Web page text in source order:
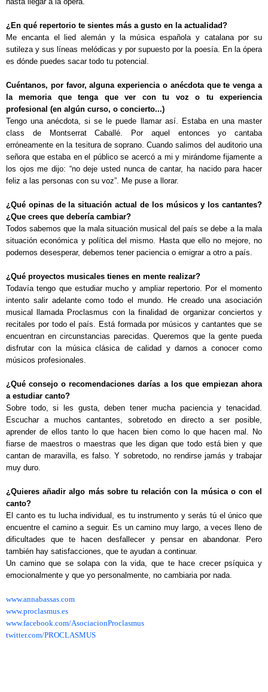
¿En qué repertorio te sientes más a gusto en la actualidad?
Me encanta el lied alemán y la música española y catalana por su
sutileza y sus líneas melódicas y por supuesto por la poesía. En la ópera
es dónde puedes sacar todo tu potencial.
Cuéntanos, por favor, alguna experiencia o anécdota que te venga a
la memoria que tenga que ver con tu voz o tu experiencia
profesional (en algún curso, o concierto...)
Tengo una anécdota, si se le puede llamar así. Estaba en una master
class de Montserrat Caballé. Por aquel entonces yo cantaba
erróneamente en la tesitura de soprano. Cuando salimos del auditorio una
señora que estaba en el público se acercó a mi y mirándome fijamente a
los ojos me dijo: “no deje usted nunca de cantar, ha nacido para hacer
feliz a las personas con su voz”. Me puse a llorar.
¿Qué opinas de la situación actual de los músicos y los cantantes?
¿Que crees que debería cambiar?
Todos sabemos que la mala situación musical del país se debe a la mala
situación económica y política del mismo. Hasta que ello no mejore, no
podemos desesperar, debemos tener paciencia o emigrar a otro a país.
¿Qué proyectos musicales tienes en mente realizar?
Todavía tengo que estudiar mucho y ampliar repertorio. Por el momento
intento salir adelante como todo el mundo. He creado una asociación
musical llamada Proclasmus con la finalidad de organizar conciertos y
recitales por todo el país. Está formada por músicos y cantantes que se
encuentran en circunstancias parecidas. Queremos que la gente pueda
disfrutar con la música clásica de calidad y darnos a conocer como
músicos profesionales.
¿Qué consejo o recomendaciones darías a los que empiezan ahora
a estudiar canto?
Sobre todo, si les gusta, deben tener mucha paciencia y tenacidad.
Escuchar a muchos cantantes, sobretodo en directo a ser posible,
aprender de ellos tanto lo que hacen bien como lo que hacen mal. No
fiarse de maestros o maestras que les digan que todo está bien y que
cantan de maravilla, es falso. Y sobretodo, no rendirse jamás y trabajar
muy duro.
¿Quieres añadir algo más sobre tu relación con la música o con el
canto?
El canto es tu lucha individual, es tu instrumento y serás tú el único que
encuentre el camino a seguir. Es un camino muy largo, a veces lleno de
dificultades que te hacen desfallecer y pensar en abandonar. Pero
también hay satisfacciones, que te ayudan a continuar.
Un camino que se solapa con la vida, que te hace crecer psíquica y
emocionalmente y que yo personalmente, no cambiaria por nada.
www.annabassas.com
www.proclasmus.es
www.facebook.com/AsociacionProclasmus
twitter.com/PROCLASMUS